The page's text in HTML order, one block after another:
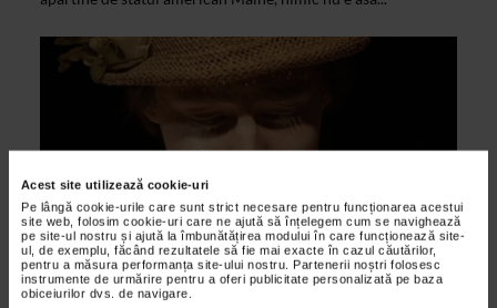
Acest site utilizează cookie-uri
Pe lângă cookie-urile care sunt strict necesare pentru funcționarea acestui
site web, folosim cookie-uri care ne ajută să înțelegem cum se navighează
pe site-ul nostru și ajută la îmbunătățirea modului în care funcționează site-
ul, de exemplu, făcând rezultatele să fie mai exacte în cazul căutărilor,
pentru a măsura performanța site-ului nostru. Partenerii noștri folosesc
instrumente de urmărire pentru a oferi publicitate personalizată pe baza
obiceiurilor dvs. de navigare.
ALTE MATERIALE